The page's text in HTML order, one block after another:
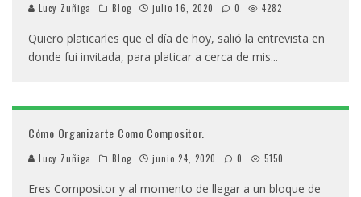
Lucy Zuñiga Blog julio 16, 2020 0 4282
Quiero platicarles que el día de hoy, salió la entrevista en
donde fui invitada, para platicar a cerca de mis...
Cómo Organizarte Como Compositor.
Lucy Zuñiga Blog junio 24, 2020 0 5150
Eres Compositor y al momento de llegar a un bloque de